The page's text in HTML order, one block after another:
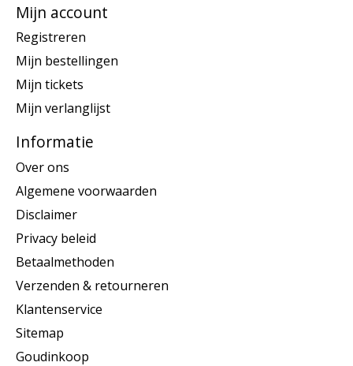
Mijn account
Registreren
Mijn bestellingen
Mijn tickets
Mijn verlanglijst
Informatie
Over ons
Algemene voorwaarden
Disclaimer
Privacy beleid
Betaalmethoden
Verzenden & retourneren
Klantenservice
Sitemap
Goudinkoop